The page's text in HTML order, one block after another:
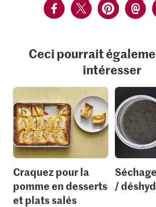
Ceci pourrait
intéresser
Craquez pour la
pomme en desserts
et plats salés
/